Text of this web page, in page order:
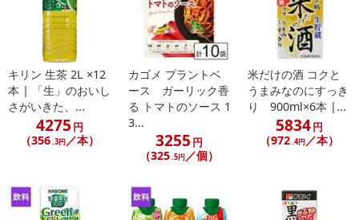
キリン 生茶 2L ×12
本 | 「生」のおいし
さがいきた、...
4275 円
（356.3円／本）
カゴメ プラントベ
ース ガーリック香
る トマトのソース 1
3...
3255 円
（325.5円／個）
米だけの酒 コクと
うまみなのにすっき
り 900ml×6本 |...
5834円
（972.4円／本）